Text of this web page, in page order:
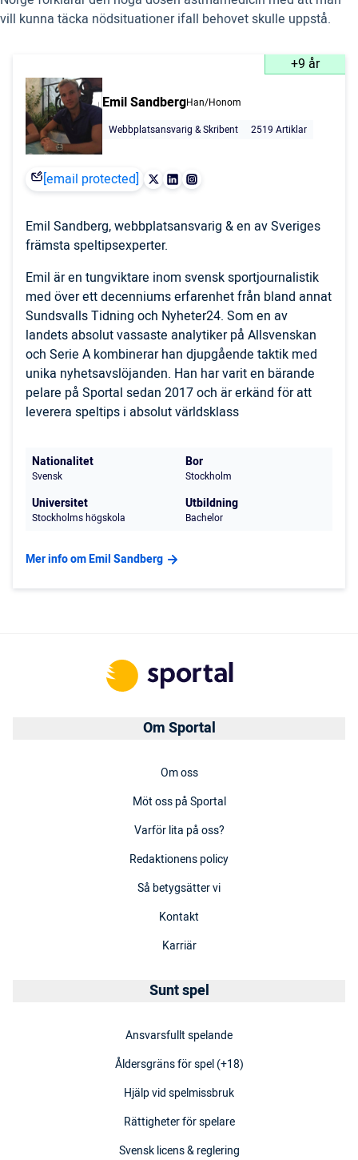
vill kunna täcka nödsituationer ifall behovet skulle uppstå.
+9 år
Emil SandbergHan/Honom
Webbplatsansvarig & Skribent
2519 Artiklar
[email protected]
Emil Sandberg, webbplatsansvarig & en av Sveriges
främsta speltipsexperter.
Emil är en tungviktare inom svensk sportjournalistik
med över ett decenniums erfarenhet från bland annat
Sundsvalls Tidning och Nyheter24. Som en av
landets absolut vassaste analytiker på Allsvenskan
och Serie A kombinerar han djupgående taktik med
unika nyhetsavslöjanden. Han har varit en bärande
pelare på Sportal sedan 2017 och är erkänd för att
leverera speltips i absolut världsklass
Nationalitet
Svensk
Bor
Stockholm
Universitet
Stockholms högskola
Utbildning
Bachelor
Mer info om Emil Sandberg
Om Sportal
Om oss
Möt oss på Sportal
Varför lita på oss?
Redaktionens policy
Så betygsätter vi
Kontakt
Karriär
Sunt spel
Ansvarsfullt spelande
Åldersgräns för spel (+18)
Hjälp vid spelmissbruk
Rättigheter för spelare
Svensk licens & reglering